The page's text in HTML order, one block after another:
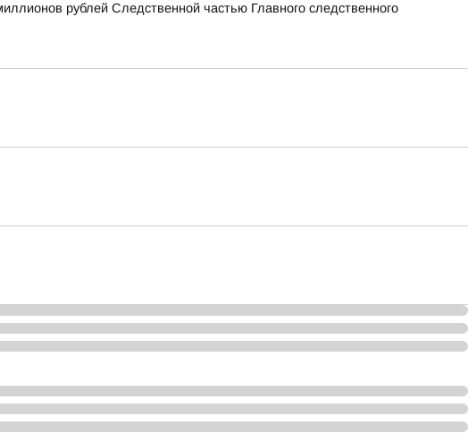
рублей Следственной частью Главного следственного